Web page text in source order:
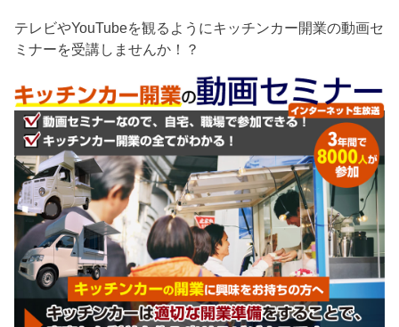
テレビやYouTubeを観るようにキッチンカー開業の動画セ
ミナーを受講しませんか！？